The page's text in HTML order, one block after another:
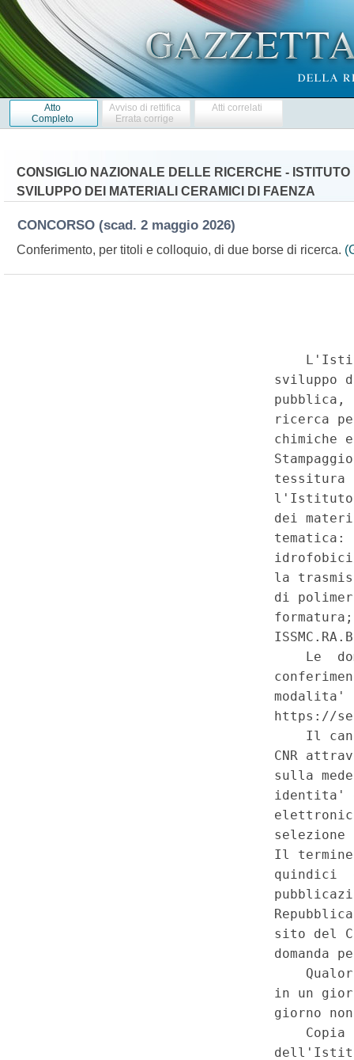
Atto
Completo
Avviso di rettifica
Errata corrige
Atti correlati
CONSIGLIO NAZIONALE DELLE RICERCHE -
SVILUPPO DEI MATERIALI CERAMICI DI FAENZA
CONCORSO (scad. 2 maggio 2026)
Conferimento, per titoli e colloquio, di due borse di ricerca.